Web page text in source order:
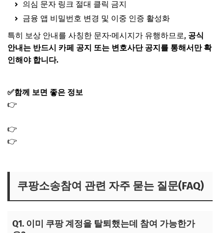
의심 문자 링크 절대 클릭 금지
금융 앱 비밀번호 변경 및 이중 인증 활성화
특히 보상 안내를 사칭한 문자·메시지가 유행하므로, 공식
안내는 반드시 카페 공지 또는 변호사단 공지를 통해서만 확
인해야 합니다.
✅함께 보면 좋은 정보
👉
👉
👉
쿠팡소송참여 관련 자주 묻는 질문(FAQ)
Q1. 이미 쿠팡 계정을 탈퇴했는데 참여 가능한가